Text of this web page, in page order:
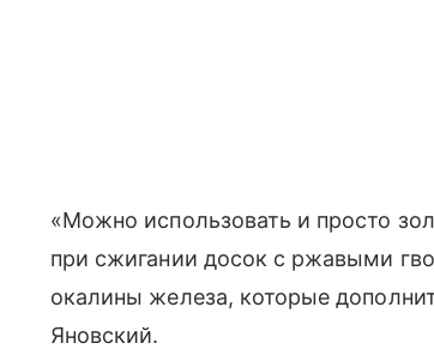
«Можно использовать и просто
при сжигании досок с ржавыми
окалины железа, которые
Яновский.